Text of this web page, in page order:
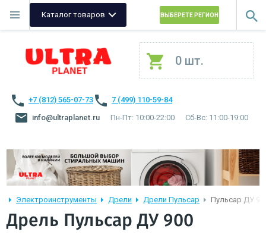
Каталог товаров ВЫБЕРЕТЕ РЕГИОН
0 шт.
+7 (812) 565-07-73
7 (499) 110-59-84
info@ultraplanet.ru
Пн-Пт: 10:00-22:00 Сб-Вс: 11:00-19:00
Электроинструменты Дрели Дрели Пульсар Пульсар ДУ
Дрель Пульсар ДУ 900